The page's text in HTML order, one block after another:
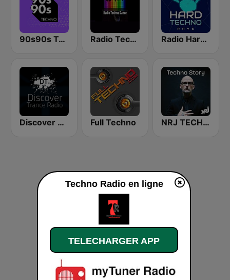
90s90s Techno Radio Techno Dance Kneginec Radio Hard Techno Rave
Discover Trance Radio Full Techno NRJ TECHNO STORY
Techno Radio en ligne
TELECHARGER APP